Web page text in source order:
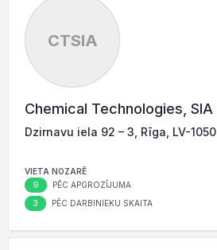
CTSIA
Chemical Technologies, SIA
Dzirnavu iela 92 – 3, Rīga, LV-1050
VIETA NOZARĒ
9 PĒC APGROZĪJUMA
3 PĒC DARBINIEKU SKAITA